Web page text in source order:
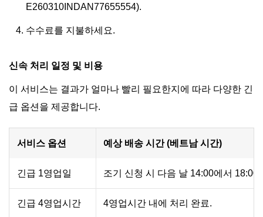
E260310INDAN77655554).
수수료를 지불하세요.
신속 처리 일정 및 비용
이 서비스는 결과가 얼마나 빨리 필요한지에 따라 다양한 긴
급 옵션을 제공합니다.
서비스 옵션 예상 배송 시간 (베트남 시간)
긴급 1영업일 조기 신청 시 다음 날 14:00에서 18:00
긴급 4영업시간 4영업시간 내에 처리 완료.